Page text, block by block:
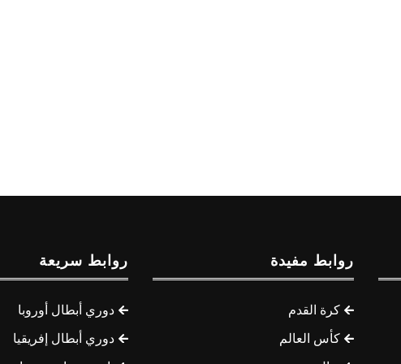
روابط مفيدة
كرة القدم
كأس العالم
روابط سريعة
دوري أبطال أوروبا
دوري أبطال إفريقيا